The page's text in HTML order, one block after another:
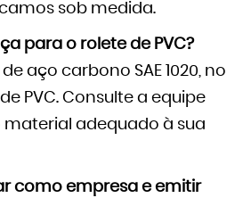
sob medida.
para o rolete de PVC?
aço carbono SAE 1020, no
PVC. Consulte a equipe
material adequado à sua
como empresa e emitir